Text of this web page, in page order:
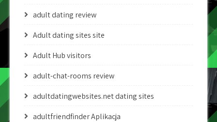
adult dating review
Adult dating sites site
Adult Hub visitors
adult-chat-rooms review
adultdatingwebsites.net dating sites
adultfriendfinder Aplikacja